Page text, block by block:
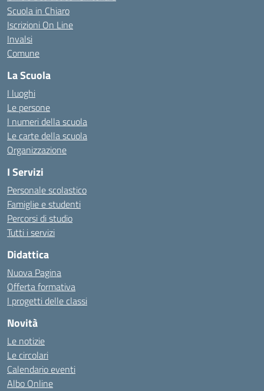
Scuola in Chiaro
Iscrizioni On Line
Invalsi
Comune
La Scuola
I luoghi
Le persone
I numeri della scuola
Le carte della scuola
Organizzazione
I Servizi
Personale scolastico
Famiglie e studenti
Percorsi di studio
Tutti i servizi
Didattica
Nuova Pagina
Offerta formativa
I progetti delle classi
Novità
Le notizie
Le circolari
Calendario eventi
Albo Online